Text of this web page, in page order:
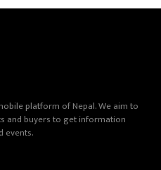
platform of Nepal. We aim to
and buyers to get information
events.